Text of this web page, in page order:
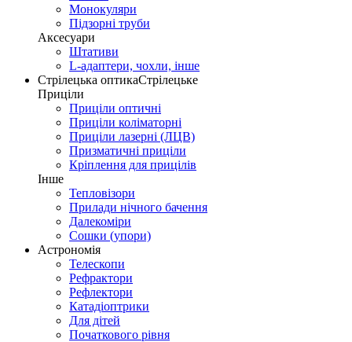
Монокуляри
Підзорні труби
Аксесуари
Штативи
L-адаптери, чохли, інше
Стрілецька оптикаСтрілецьке
Приціли
Приціли оптичні
Приціли коліматорні
Приціли лазерні (ЛЦВ)
Призматичні приціли
Кріплення для прицілів
Інше
Тепловізори
Прилади нічного бачення
Далекоміри
Сошки (упори)
Астрономія
Телескопи
Рефрактори
Рефлектори
Катадіоптрики
Для дітей
Початкового рівня